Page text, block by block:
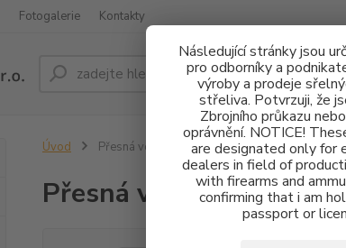
Následující stránky jsou
pro odborníky a
výroby a prodeje
střeliva. Potvrzuji, že
Zbrojního průkazu
oprávnění. NOTICE!
are designated only for
dealers in field of
with firearms and
confirming that i am
passport or
Fotogalerie Kontakty
Úvod Přesná vodítka hlavní
Přesná vodítka hlavní